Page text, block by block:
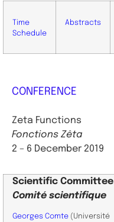
Time
Schedule
Abstracts
CONFERENCE
Zeta Functions
Fonctions Zêta
2 – 6 December 2019
Scientific Committee
Comité scientifique
Georges Comte (Université